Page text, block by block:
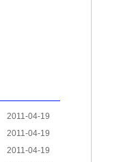
2011-04-19
2011-04-19
2011-04-19